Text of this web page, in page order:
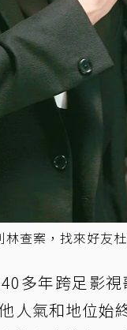
查案，找來好友
多年跨足影
人氣和地位始